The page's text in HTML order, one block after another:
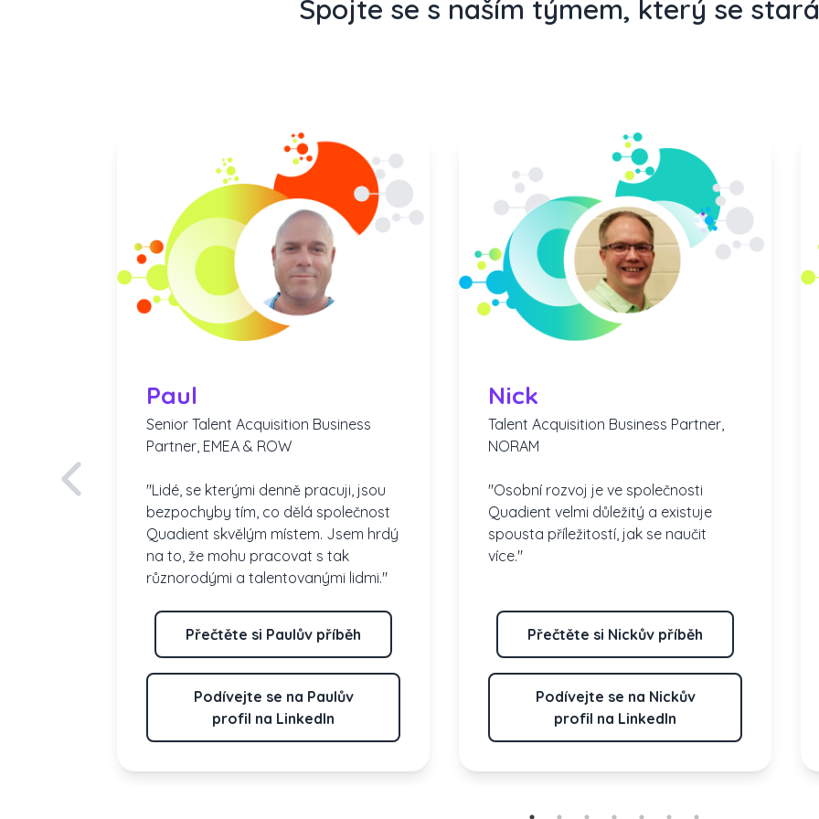
Spojte se s naším týmem, který se
Paul
Senior Talent Acquisition Business
Partner, EMEA & ROW
"Lidé, se kterými denně pracuji, jsou
bezpochyby tím, co dělá společnost
Quadient skvělým místem. Jsem hrdý
na to, že mohu pracovat s tak
různorodými a talentovanými lidmi."
Přečtěte si Paulův příběh
Podívejte se na Paulův
profil na LinkedIn
Nick
Talent Acquisition Business Partner,
NORAM
"Osobní rozvoj je ve společnosti
Quadient velmi důležitý a existuje
spousta příležitostí, jak se naučit
více."
Přečtěte si Nickův příběh
Podívejte se na Nickův
profil na LinkedIn